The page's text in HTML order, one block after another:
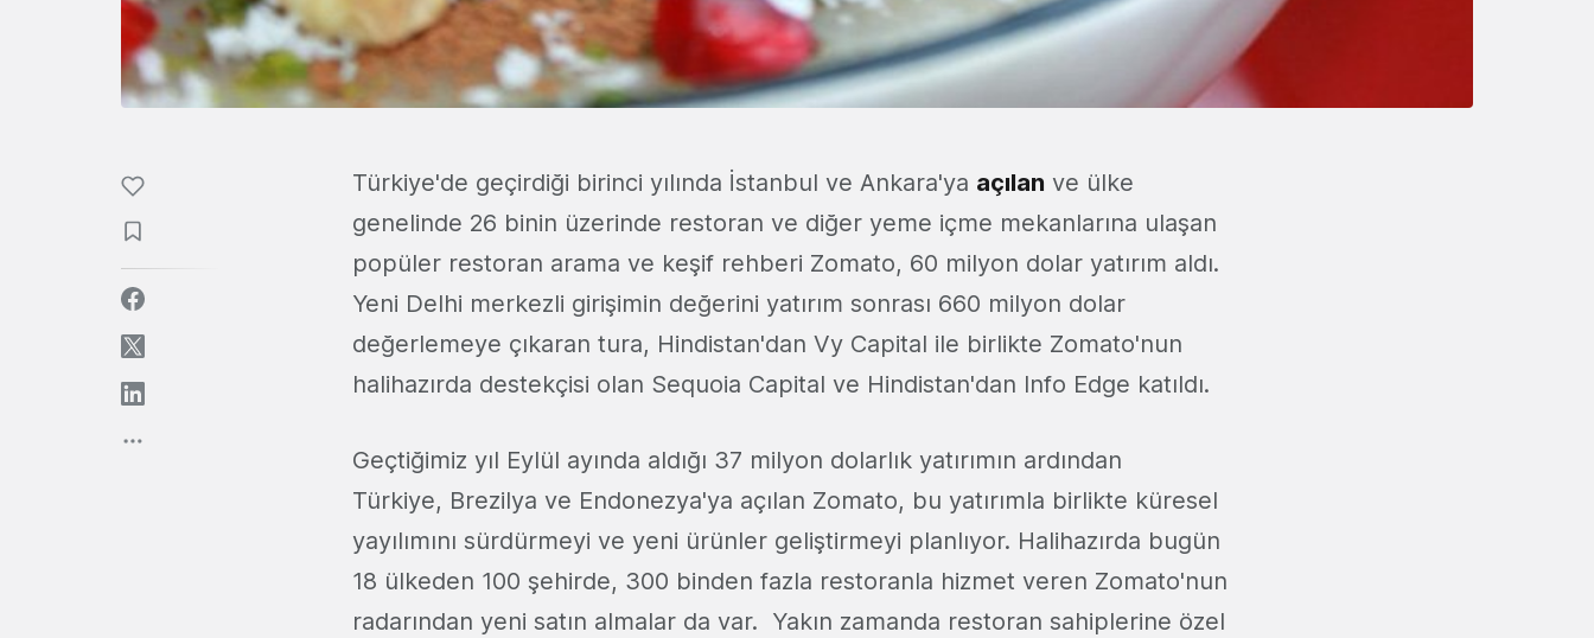
Türkiye'de geçirdiği birinci yılında İstanbul ve Ankara'ya açılan ve ülke
genelinde 26 binin üzerinde restoran ve diğer yeme içme mekanlarına ulaşan
popüler restoran arama ve keşif rehberi Zomato, 60 milyon dolar yatırım aldı.
Yeni Delhi merkezli girişimin değerini yatırım sonrası 660 milyon dolar
değerlemeye çıkaran tura, Hindistan'dan Vy Capital ile birlikte Zomato'nun
halihazırda destekçisi olan Sequoia Capital ve Hindistan'dan Info Edge katıldı.
Geçtiğimiz yıl Eylül ayında aldığı 37 milyon dolarlık yatırımın ardından
Türkiye, Brezilya ve Endonezya'ya açılan Zomato, bu yatırımla birlikte küresel
yayılımını sürdürmeyi ve yeni ürünler geliştirmeyi planlıyor. Halihazırda bugün
18 ülkeden 100 şehirde, 300 binden fazla restoranla hizmet veren Zomato'nun
radarından yeni satın almalar da var. Yakın zamanda restoran sahiplerine özel